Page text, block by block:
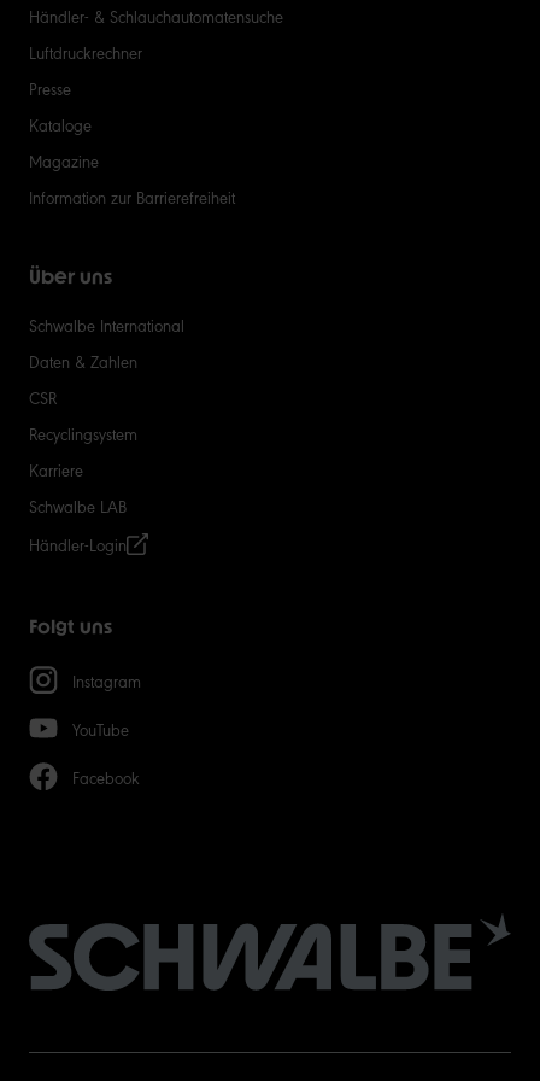
Händler- & Schlauchautomatensuche
Luftdruckrechner
Presse
Kataloge
Magazine
Information zur Barrierefreiheit
Über uns
Schwalbe International
Daten & Zahlen
CSR
Recyclingsystem
Karriere
Schwalbe LAB
Händler-Login
Folgt uns
Instagram
YouTube
Facebook